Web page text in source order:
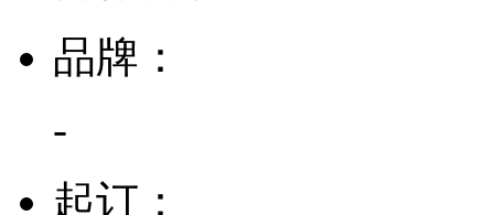
品牌：
-
起订：